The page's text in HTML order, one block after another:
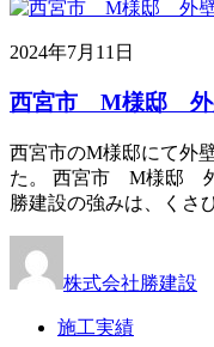
2024年7月11日
西宮市 M様邸 外
西宮市のM様邸にて外
た。 西宮市 M様邸 外
勝建設の強みは、くさ
株式会社勝建設
施工実績